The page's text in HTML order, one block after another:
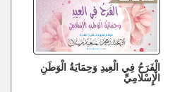
الْفَرَحُ فِي الْعِيدِ وَحِمَايَةُ الْوَطَنِ
الْإِسْلَامِيِّ